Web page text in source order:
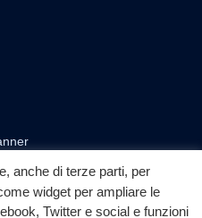
anche di terze parti, per
widget per ampliare le
Twitter e social e funzioni